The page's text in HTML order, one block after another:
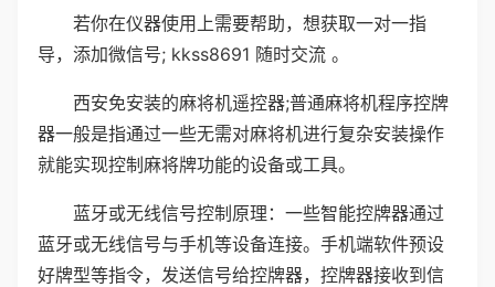
若你在仪器使用上需要帮助，想获取一对一指
导，添加微信号; kkss8691 随时交流 。
西安免安装的麻将机遥控器;普通麻将机程序控牌
器一般是指通过一些无需对麻将机进行复杂安装操作
就能实现控制麻将牌功能的设备或工具。
蓝牙或无线信号控制原理：一些智能控牌器通过
蓝牙或无线信号与手机等设备连接。手机端软件预设
好牌型等指令，发送信号给控牌器，控牌器接收到信